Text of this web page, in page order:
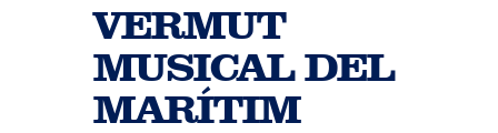
VERMUT
MUSICAL DEL
MARÍTIM